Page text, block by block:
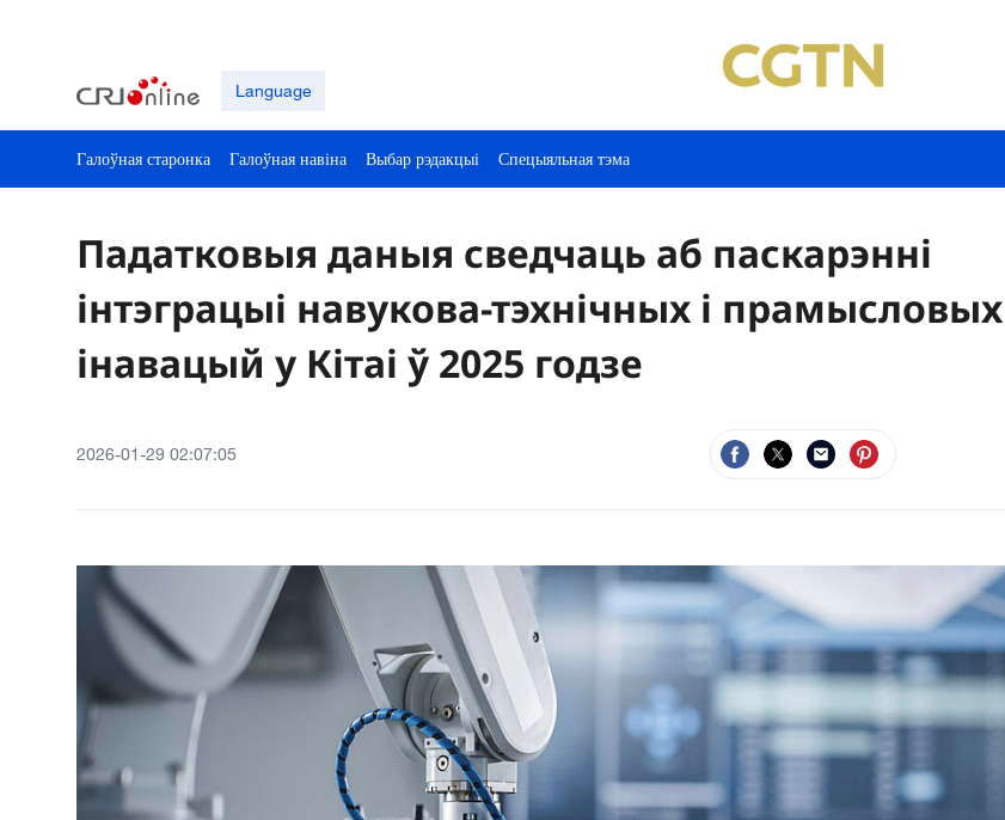
Language
Галоўная старонка Галоўная навіна Выбар рэдакцыі Спецыяльная тэма
Падатковыя даныя сведчаць аб паскарэнні
інтэграцыі навукова-тэхнічных і прамысловых
інавацый у Кітаі ў 2025 годзе
2026-01-29 02:07:05